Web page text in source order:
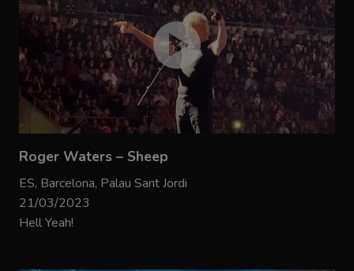
Roger Waters – Sheep
ES, Barcelona, Palau Sant Jordi
21/03/2023
Hell Yeah!